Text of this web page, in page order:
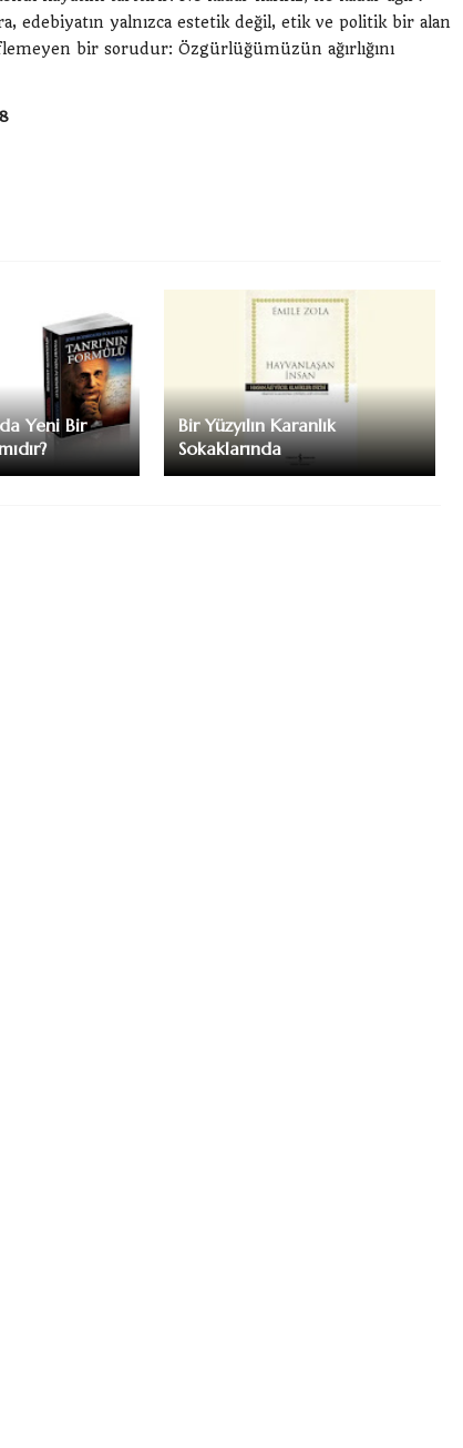
edebiyatın yalnızca estetik değil, etik ve politik bir alan
bir sorudur: Özgürlüğümüzün ağırlığını
Yeni Bir
Bir Yüzyılın Karanlık
Sokaklarında